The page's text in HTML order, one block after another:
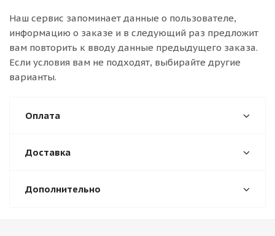
Наш сервис запоминает данные о пользователе,
информацию о заказе и в следующий раз предложит
вам повторить к вводу данные предыдущего заказа.
Если условия вам не подходят, выбирайте другие
варианты.
Оплата
Доставка
Дополнительно